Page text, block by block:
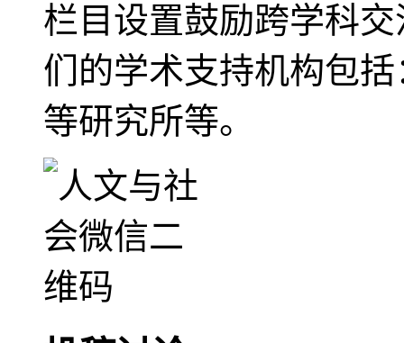
栏目设置鼓励跨学科
们的学术支持机构包
等研究所等。